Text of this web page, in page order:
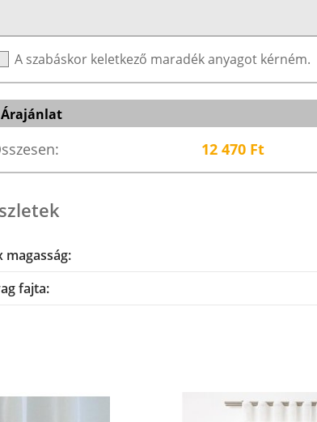
A szabáskor keletkező maradék anyagot kérném.
12 470Ft
magasság:
fajta: